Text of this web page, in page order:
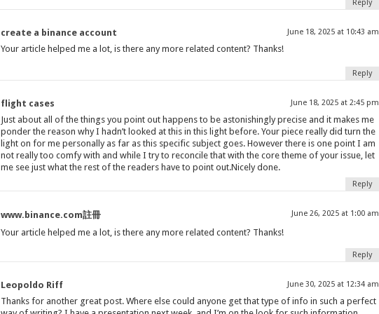
Reply
create a binance account June 18, 2025 at 10:43 am
Your article helped me a lot, is there any more related content? Thanks!
Reply
flight cases June 18, 2025 at 2:45 pm
Just about all of the things you point out happens to be astonishingly precise and it makes me
ponder the reason why I hadn’t looked at this in this light before. Your piece really did turn the
light on for me personally as far as this specific subject goes. However there is one point I am
not really too comfy with and while I try to reconcile that with the core theme of your issue, let
me see just what the rest of the readers have to point out.Nicely done.
Reply
www.binance.com註冊 June 26, 2025 at 1:00 am
Your article helped me a lot, is there any more related content? Thanks!
Reply
Leopoldo Riff June 30, 2025 at 12:34 am
Thanks for another great post. Where else could anyone get that type of info in such a perfect